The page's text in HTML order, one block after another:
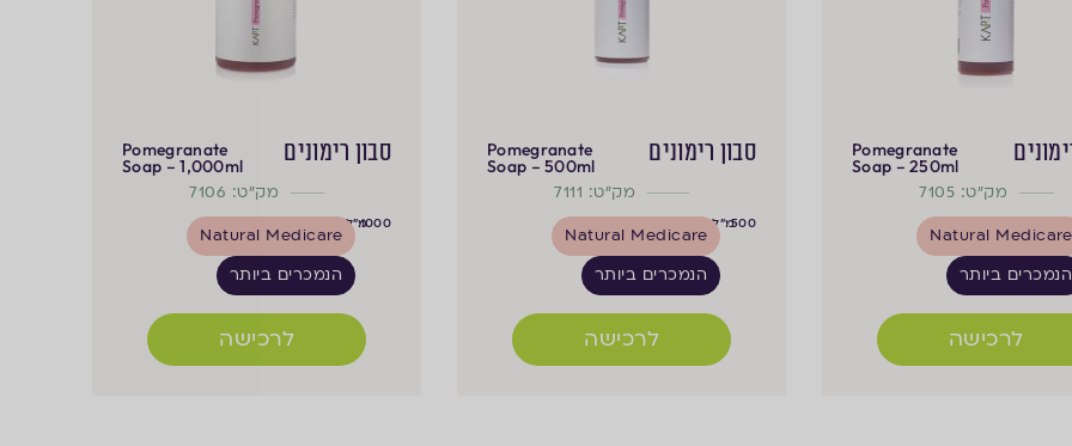
Pomegranate
Soap – 250ml
מק"ט: 7105
Natural Medicare
הנמכרים ביותר
לרכישה
סבון רימונים Pomegranate
Soap – 500ml
מק"ט: 7111
500מ"ל
Natural Medicare
הנמכרים ביותר
לרכישה
סבון רימונים Pomegranate
Soap – 1,000ml
מק"ט: 7106
1000מ"ל
Natural Medicare
הנמכרים ביותר
לרכישה